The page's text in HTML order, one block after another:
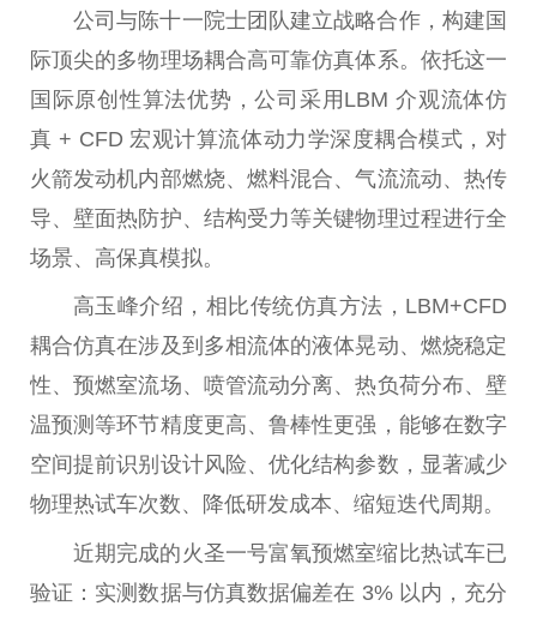
公司与陈十一院士团队建立战略合作，构建国
际顶尖的多物理场耦合高可靠仿真体系。依托这一
国际原创性算法优势，公司采用LBM 介观流体仿
真 + CFD 宏观计算流体动力学深度耦合模式，对
火箭发动机内部燃烧、燃料混合、气流流动、热传
导、壁面热防护、结构受力等关键物理过程进行全
场景、高保真模拟。
高玉峰介绍，相比传统仿真方法，LBM+CFD
耦合仿真在涉及到多相流体的液体晃动、燃烧稳定
性、预燃室流场、喷管流动分离、热负荷分布、壁
温预测等环节精度更高、鲁棒性更强，能够在数字
空间提前识别设计风险、优化结构参数，显著减少
物理热试车次数、降低研发成本、缩短迭代周期。
近期完成的火圣一号富氧预燃室缩比热试车已
验证：实测数据与仿真数据偏差在 3% 以内，充分